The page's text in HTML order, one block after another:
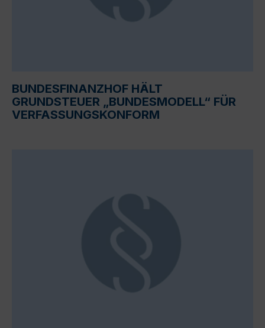
BUNDESFINANZHOF HÄLT
GRUNDSTEUER „BUNDESMODELL“ FÜR
VERFASSUNGSKONFORM